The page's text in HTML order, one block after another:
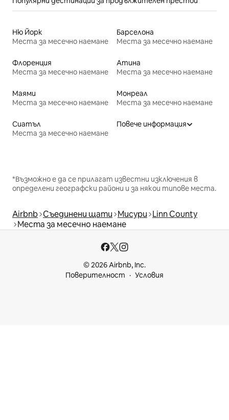
Ню Йорк
Места за месечно наемане
Барселона
Места за месечно наемане
Флоренция
Места за месечно наемане
Атина
Места за месечно наемане
Маями
Места за месечно наемане
Монреал
Места за месечно наемане
Сиатъл
Места за месечно наемане
Повече информация
*Възможно е да се прилагат известни изключения в
определени географски райони и за някои типове места.
Airbnb Съединени щати Мисури Linn County
Места за месечно наемане
© 2026 Airbnb, Inc.
Поверителност
Условия